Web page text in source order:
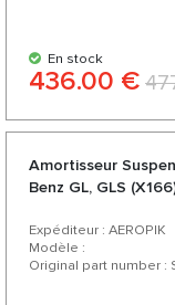
En stock
436.00 €
Amortisseur
Benz GL, GLS
Expéditeur : AEROPIK
Modèle :
Original part number :